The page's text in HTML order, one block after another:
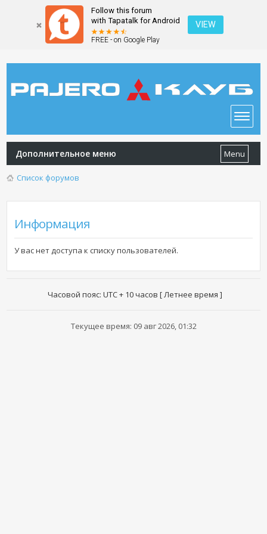
Follow this forum
with Tapatalk for Android
FREE - on Google Play
VIEW
Дополнительное меню Menu
Список форумов
Информация
У вас нет доступа к списку пользователей.
Часовой пояс: UTC + 10 часов [ Летнее время ]
Текущее время: 09 авг 2026, 01:32